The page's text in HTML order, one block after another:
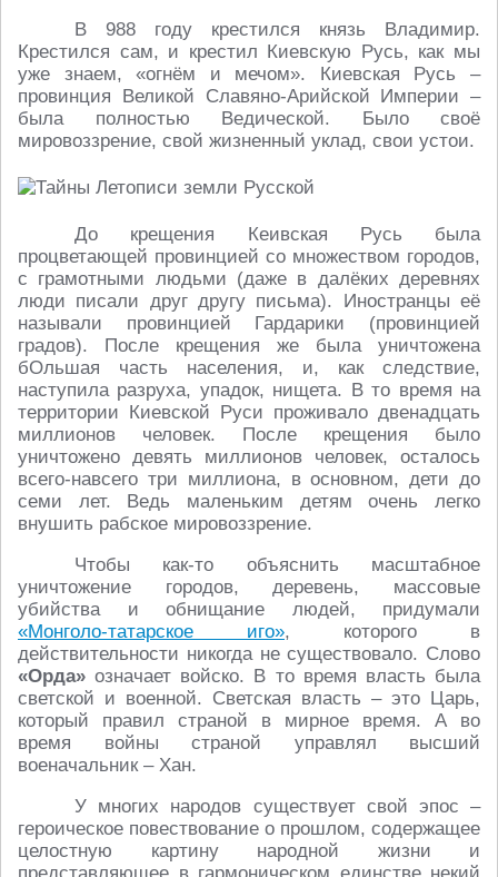
В 988 году крестился князь Владимир.
Крестился сам, и крестил Киевскую Русь, как мы
уже знаем, «огнём и мечом». Киевская Русь –
провинция Великой Славяно-Арийской Империи –
была полностью Ведической. Было своё
мировоззрение, свой жизненный уклад, свои устои.
До крещения Кеивская Русь была
процветающей провинцией со множеством городов,
с грамотными людьми (даже в далёких деревнях
люди писали друг другу письма). Иностранцы её
называли провинцией Гардарики (провинцией
градов). После крещения же была уничтожена
бОльшая часть населения, и, как следствие,
наступила разруха, упадок, нищета. В то время на
территории Киевской Руси проживало двенадцать
миллионов человек. После крещения было
уничтожено девять миллионов человек, осталось
всего-навсего три миллиона, в основном, дети до
семи лет. Ведь маленьким детям очень легко
внушить рабское мировоззрение.
Чтобы как-то объяснить масштабное
уничтожение городов, деревень, массовые
убийства и обнищание людей, придумали
«Монголо-татарское иго», которого в
действительности никогда не существовало. Слово
«Орда» означает войско. В то время власть была
светской и военной. Светская власть – это Царь,
который правил страной в мирное время. А во
время войны страной управлял высший
военачальник – Хан.
У многих народов существует свой эпос –
героическое повествование о прошлом, содержащее
целостную картину народной жизни и